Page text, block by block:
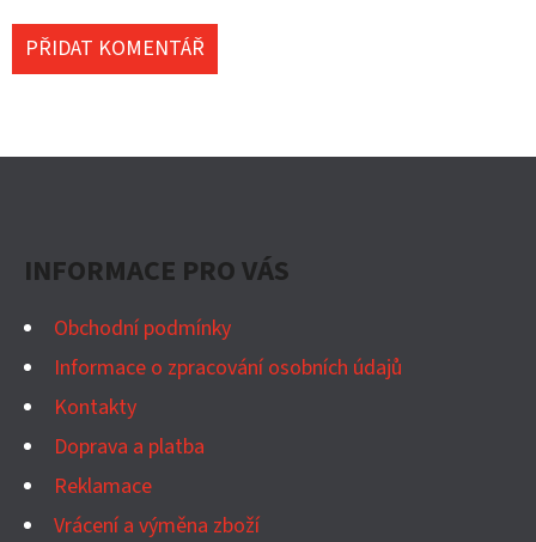
PŘIDAT KOMENTÁŘ
INFORMACE PRO VÁS
Obchodní podmínky
Informace o zpracování osobních údajů
Kontakty
Doprava a platba
Reklamace
Vrácení a výměna zboží